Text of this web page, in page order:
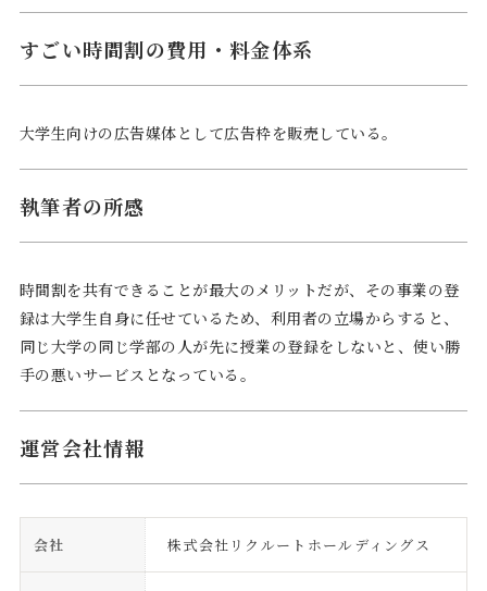
すごい時間割の費用・料金体系
大学生向けの広告媒体として広告枠を販売している。
執筆者の所感
時間割を共有できることが最大のメリットだが、その事業の登
録は大学生自身に任せているため、利用者の立場からすると、
同じ大学の同じ学部の人が先に授業の登録をしないと、使い勝
手の悪いサービスとなっている。
運営会社情報
会社 株式会社リクルートホールディングス